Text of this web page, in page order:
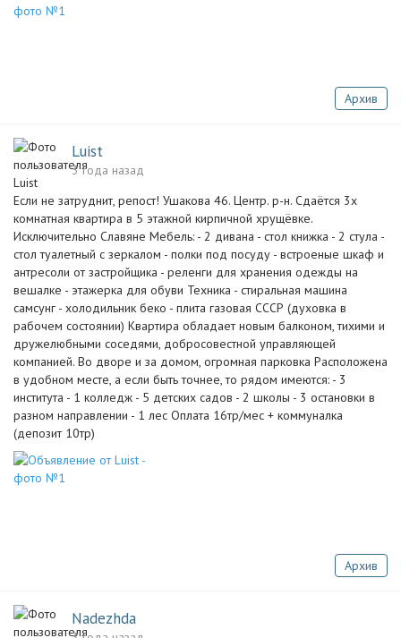
Архив
Luist
3 года назад
Если не затруднит, репост! Ушакова 46. Центр. р-н. Сдаётся 3х
комнатная квартира в 5 этажной кирпичной хрущёвке.
Исключительно Славяне Мебель: - 2 дивана - стол книжка - 2 стула -
стол туалетный с зеркалом - полки под посуду - встроеные шкаф и
антресоли от застройщика - реленги для хранения одежды на
вешалке - этажерка для обуви Техника - стиральная машина
самсунг - холодильник беко - плита газовая СССР (духовка в
рабочем состоянии) Квартира обладает новым балконом, тихими и
дружелюбными соседями, добросовестной управляющей
компанией. Во дворе и за домом, огромная парковка Расположена
в удобном месте, а если быть точнее, то рядом имеются: - 3
института - 1 колледж - 5 детских садов - 2 школы - 3 остановки в
разном направлении - 1 лес Оплата 16тр/мес + коммуналка
(депозит 10тр)
Архив
Nadezhda